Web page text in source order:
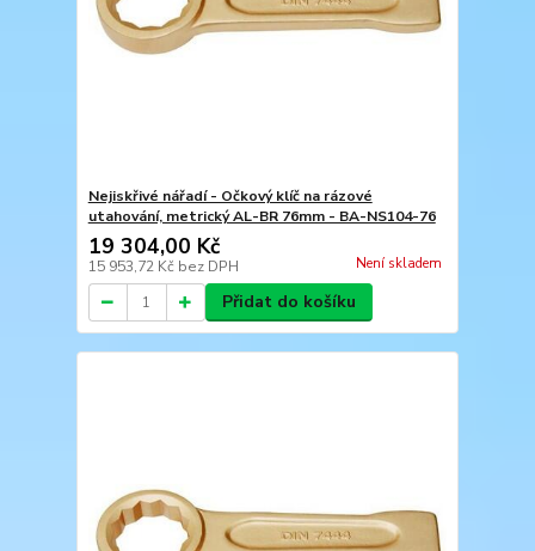
Nejiskřivé nářadí - Očkový klíč na rázové
utahování, metrický AL-BR 76mm - BA-NS104-76
19 304,00 Kč
15 953,72 Kč bez DPH Není skladem
Přidat do košíku